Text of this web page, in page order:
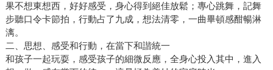
果不想東想西，好好感受，身心得到絕佳放鬆；專心跳舞，記舞
步聽口令卡節拍，行動占了九成，想法清零，一曲畢頓感酣暢淋
漓。
二、思想、感受和行動，在當下和諧統一
和孩子一起玩耍，感受孩子的細微反應，全身心投入其中，進入